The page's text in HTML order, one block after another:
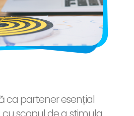
ca partener esențial